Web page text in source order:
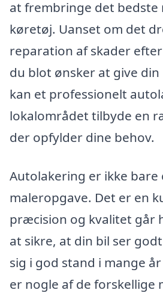
at frembringe det
køretøj. Uanset om det
reparation af skader
du blot ønsker at give
kan et professionelt
lokalområdet tilbyde en
der opfylder dine behov.
Autolakering er ikke bare
maleropgave. Det er en
præcision og kvalitet går
at sikre, at din bil ser
sig i god stand i mange
er nogle af de forskellige